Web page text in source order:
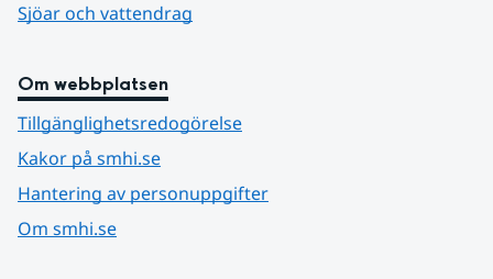
Sjöar och vattendrag
Om webbplatsen
Tillgänglighetsredogörelse
Kakor på smhi.se
Hantering av personuppgifter
Om smhi.se